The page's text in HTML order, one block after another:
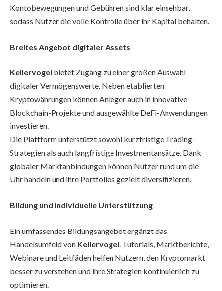
Kontobewegungen und Gebühren sind klar einsehbar,
sodass Nutzer die volle Kontrolle über ihr Kapital behalten.
Breites Angebot digitaler Assets
Kellervogel bietet Zugang zu einer großen Auswahl
digitaler Vermögenswerte. Neben etablierten
Kryptowährungen können Anleger auch in innovative
Blockchain-Projekte und ausgewählte DeFi-Anwendungen
investieren.
Die Plattform unterstützt sowohl kurzfristige Trading-
Strategien als auch langfristige Investmentansätze. Dank
globaler Marktanbindungen können Nutzer rund um die
Uhr handeln und ihre Portfolios gezielt diversifizieren.
Bildung und individuelle Unterstützung
Ein umfassendes Bildungsangebot ergänzt das
Handelsumfeld von Kellervogel . Tutorials, Marktberichte,
Webinare und Leitfäden helfen Nutzern, den Kryptomarkt
besser zu verstehen und ihre Strategien kontinuierlich zu
optimieren.